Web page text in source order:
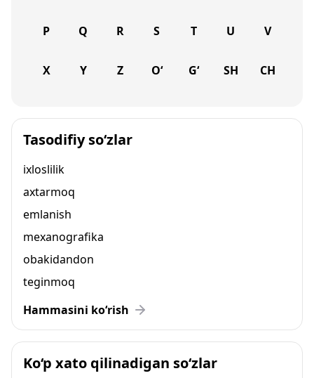
P Q R S T U V
X Y Z O‘ G‘ SH CH
Tasodifiy so‘zlar
ixloslilik
axtarmoq
emlanish
mexanografika
obakidandon
teginmoq
Hammasini ko‘rish
Ko‘p xato qilinadigan so‘zlar